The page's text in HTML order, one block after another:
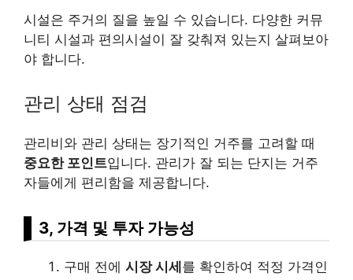
시설은 주거의 질을 높일 수 있습니다. 다양한 커뮤
니티 시설과 편의시설이 잘 갖춰져 있는지 살펴보아
야 합니다.
관리 상태 점검
관리비와 관리 상태는 장기적인 거주를 고려할 때
중요한 포인트입니다. 관리가 잘 되는 단지는 거주
자들에게 편리함을 제공합니다.
3, 가격 및 투자 가능성
구매 전에 시장 시세를 확인하여 적정 가격인